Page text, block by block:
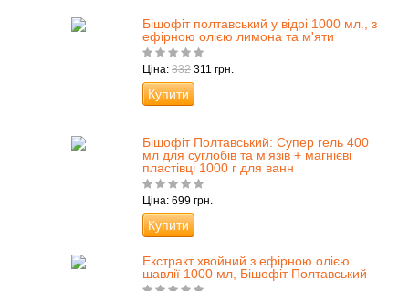
Бішофіт полтавський у відрі 1000 мл., з
ефірною олією лимона та м'яти
Ціна: 332 311 грн.
Купити
Бішофіт Полтавський: Супер гель 400
мл для суглобів та м'язів + магнієві
пластівці 1000 г для ванн
Ціна: 699 грн.
Купити
Екстракт хвойний з ефірною олією
шавлії 1000 мл, Бішофіт Полтавський